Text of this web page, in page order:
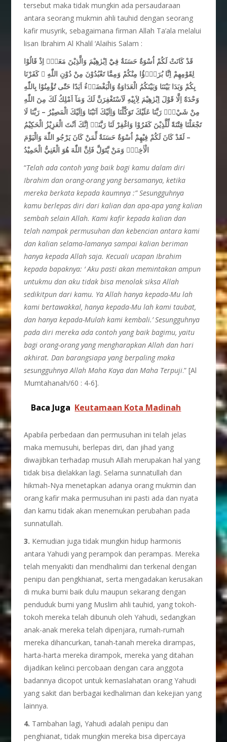
tersebut maka tidak mungkin ada persaudaraan
antara seorang mukmin ahli tauhid dengan seorang
kafir musyrik, sebagaimana firman Allah Ta’ala melalui
lisan Ibrahim Al Khalil ‘Alaihis Salam :
قَدْ كَانَتْ لَكُمْ اُسْوَةٌ حَسَنَةٌ فِيْٓ اِبْرٰهِيْمَ وَالَّذِيْنَ مَعَهٗۚ اِذْ قَالُوْا
لِقَوْمِهِمْ اِنَّا بُرَءٰۤؤُا مِنْكُمْ وَمِمَّا تَعْبُدُوْنَ مِنْ دُوْنِ اللّٰهِ ۖ كَفَرْنَا
بِكُمْ وَبَدَا بَيْنَنَا وَبَيْنَكُمُ الْعَدَاوَةُ وَالْبَغْضَاۤءُ اَبَدًا حَتّٰى تُؤْمِنُوْا بِاللّٰهِ
وَحْدَهٗٓ اِلَّا قَوْلَ اِبْرٰهِيْمَ لِاَبِيْهِ لَاَسْتَغْفِرَنَّ لَكَ وَمَآ اَمْلِكُ لَكَ مِنَ اللّٰهِ
مِنْ شَيْءٍۗ رَبَّنَا عَلَيْكَ تَوَكَّلْنَا وَاِلَيْكَ اَنَبْنَا وَاِلَيْكَ الْمَصِيْرُ – رَبَّنَا لَا
تَجْعَلْنَا فِتْنَةً لِّلَّذِيْنَ كَفَرُوْا وَاغْفِرْ لَنَا رَبَّنَاۚ اِنَّكَ اَنْتَ الْعَزِيْزُ الْحَكِيْمُ
– لَقَدْ كَانَ لَكُمْ فِيْهِمْ اُسْوَةٌ حَسَنَةٌ لِّمَنْ كَانَ يَرْجُو اللّٰهَ وَالْيَوْمَ
الْاٰخِرَۗ وَمَنْ يَّتَوَلَّ فَاِنَّ اللّٰهَ هُوَ الْغَنِيُّ الْحَمِيْدُ
“Telah ada contoh yang baik bagi kamu dalam diri
Ibrahim dan orang-orang yang bersamanya, ketika
mereka berkata kepada kaumnya :” Sesungguhnya
kamu berlepas diri dari kalian dan apa-apa yang kalian
sembah selain Allah. Kami kafir kepada kalian dan
telah nampak permusuhan dan kebencian antara kami
dan kalian selama-lamanya sampai kalian beriman
hanya kepada Allah saja. Kecuali ucapan Ibrahim
kepada bapaknya: ‘ Aku pasti akan memintakan ampun
untukmu dan aku tidak bisa menolak siksa Allah
sedikitpun dari kamu. Ya Allah hanya kepada-Mu lah
kami bertawakkal, hanya kepada-Mu lah kami taubat,
dan hanya kepada-Mulah kami kembali.’ Sesungguhnya
pada diri mereka ada contoh yang baik bagimu, yaitu
bagi orang-orang yang mengharapkan Allah dan hari
akhirat. Dan barangsiapa yang berpaling maka
sesungguhnya Allah Maha Kaya dan Maha Terpuji.” [Al
Mumtahanah/60 : 4-6].
Baca Juga Keutamaan Kota Madinah
Apabila perbedaan dan permusuhan ini telah jelas
maka memusuhi, berlepas diri, dan jihad yang
diwajibkan terhadap musuh Allah merupakan hal yang
tidak bisa dielakkan lagi. Selama sunnatullah dan
hikmah-Nya menetapkan adanya orang mukmin dan
orang kafir maka permusuhan ini pasti ada dan nyata
dan kamu tidak akan menemukan perubahan pada
sunnatullah.
3. Kemudian juga tidak mungkin hidup harmonis
antara Yahudi yang perampok dan perampas. Mereka
telah menyakiti dan mendhalimi dan terkenal dengan
penipu dan pengkhianat, serta mengadakan kerusakan
di muka bumi baik dulu maupun sekarang dengan
penduduk bumi yang Muslim ahli tauhid, yang tokoh-
tokoh mereka telah dibunuh oleh Yahudi, sedangkan
anak-anak mereka telah dipenjara, rumah-rumah
mereka dihancurkan, tanah-tanah mereka dirampas,
harta-harta mereka dirampok, mereka yang ditahan
dijadikan kelinci percobaan dengan cara anggota
badannya dicopot untuk kemaslahatan orang Yahudi
yang sakit dan berbagai kedhaliman dan kekejian yang
lainnya.
4. Tambahan lagi, Yahudi adalah penipu dan
penghianat, tidak mungkin mereka bisa dipercaya